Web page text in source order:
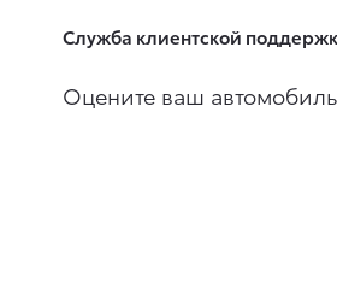
Служба клиентской
Оцените ваш автомобиль